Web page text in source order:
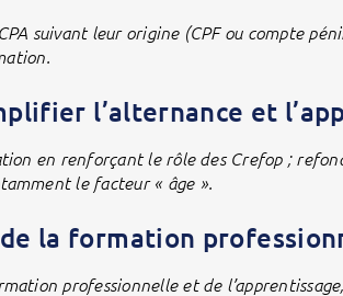
suivant leur origine (CPF ou compte
l’alternance et
en renforçant le rôle des Crefop ;
le facteur « âge ».
la formation
professionnelle et de